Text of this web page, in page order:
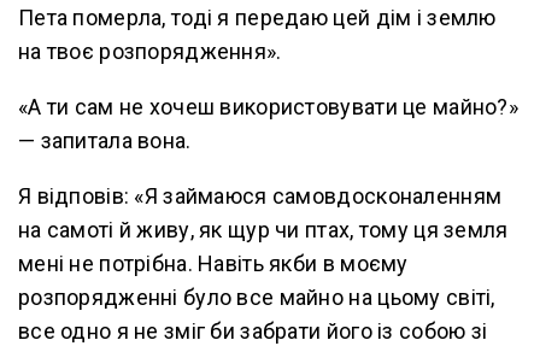
Пета померла, тоді я передаю цей дім і землю
на твоє розпорядження».
«А ти сам не хочеш використовувати це майно?»
— запитала вона.
Я відповів: «Я займаюся самовдосконаленням
на самоті й живу, як щур чи птах, тому ця земля
мені не потрібна. Навіть якби в моєму
розпорядженні було все майно на цьому світі,
все одно я не зміг би забрати його із собою зі